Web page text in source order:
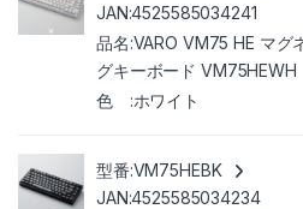
4525585034241
VARO VM75 HE マグ
グキーボード VM75HEWH
ホワイト
VM75HEBK
4525585034234